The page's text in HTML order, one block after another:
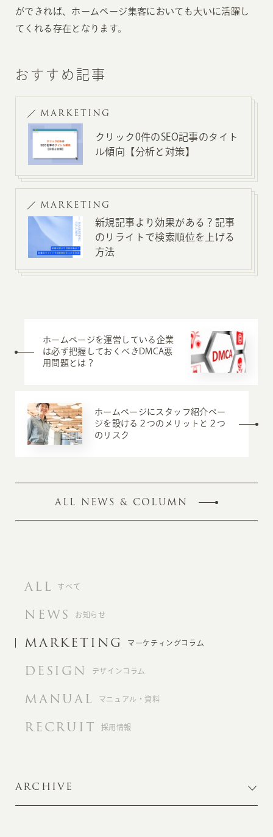
ができれば、ホームページ集客においても大いに活躍し
てくれる存在となります。
おすすめ記事
MARKETING
クリック0件のSEO記事のタイト
ル傾向【分析と対策】
MARKETING
新規記事より効果がある？記事
のリライトで検索順位を上げる
方法
ホームページを運営している企業
は必ず把握しておくべきDMCA悪
用問題とは？
ホームページにスタッフ紹介ペー
ジを設ける２つのメリットと２つ
のリスク
ALL NEWS & COLUMN
ALL すべて
NEWS お知らせ
MARKETING マーケティングコラム
DESIGN デザインコラム
MANUAL マニュアル・資料
RECRUIT 採用情報
ARCHIVE